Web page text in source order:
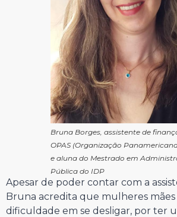
Bruna Borges, assistente de
OPAS (Organização
e aluna do Mestrado em
Pública do IDP
Apesar de poder contar com a
Bruna acredita que mulheres
dificuldade em se desligar, por ter